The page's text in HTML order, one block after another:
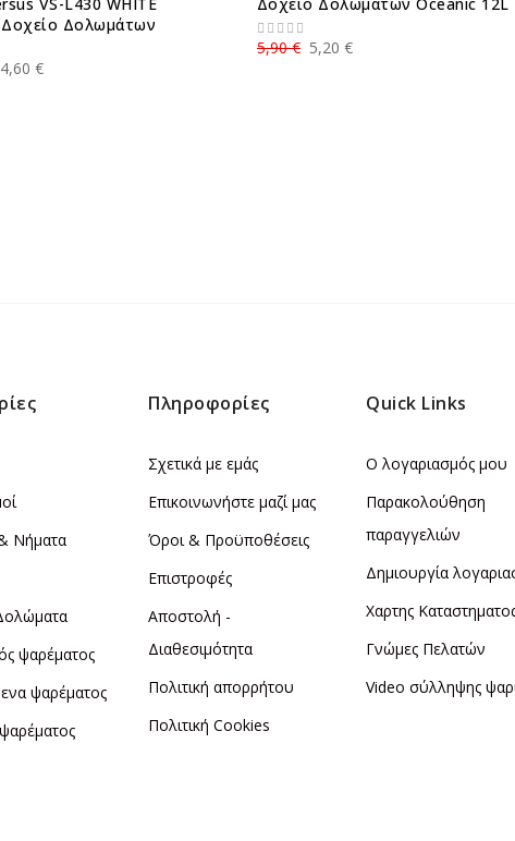
VS-L430 WHITE
Δολωμάτων
€
Δοχείο Δολωμάτων Oceanic 12L
5,20 €
5,90 €
Νήματα
ψαρέματος
ψαρέματος
Πληροφορίες
Σχετικά με εμάς
Επικοινωνήστε μαζί μας
Όροι & Προϋποθέσεις
Επιστροφές
Αποστολή -
Διαθεσιμότητα
Πολιτική απορρήτου
Πολιτική Cookies
Quick Links
Ο λογαριασμός μου
Παρακολούθηση
παραγγελιών
Δημιουργία
Χαρτης
Γνώμες Πελατών
Video σύλληψης